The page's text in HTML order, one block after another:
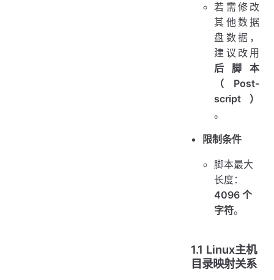
若需修改
其他数据
盘数据，
建议改用
后脚本
（Post-
script）
。
限制条件
脚本最大
长度：
4096 个
字符。
1.1 Linux主机
目录映射关系